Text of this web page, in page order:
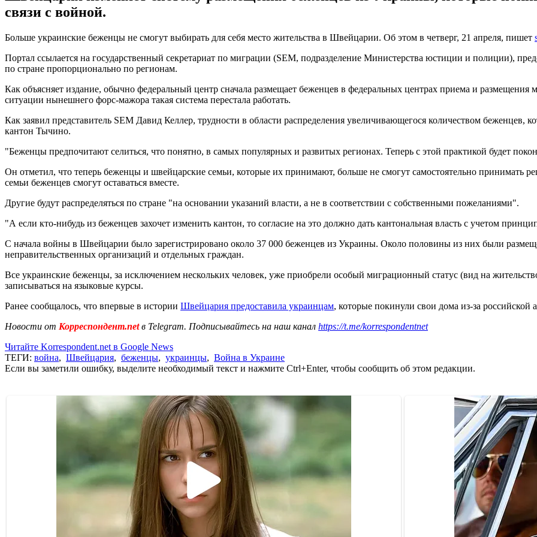
связи с войной.
Больше украинские беженцы не смогут выбирать для себя место жительства в Швейцарии. Об этом в четверг, 21 апреля, пишет
Портал ссылается на государственный секретариат по миграции (SEM, подразделение Министерства юстиции и полиции),
по стране пропорционально по регионам.
Как объясняет издание, обычно федеральный центр сначала размещает беженцев в федеральных центрах приема и размещения
ситуации нынешнего форс-мажора такая система перестала работать.
Как заявил представитель SEM Давид Келлер, трудности в области распределения увеличивающегося количеством беженцев,
кантон Тычино.
"Беженцы предпочитают селиться, что понятно, в самых популярных и развитых регионах. Теперь с этой практикой будет
Он отметил, что теперь беженцы и швейцарские семьи, которые их принимают, больше не смогут самостоятельно
семьи беженцев смогут оставаться вместе.
Другие будут распределяться по стране "на основании указаний власти, а не в соответствии с собственными пожеланиями".
"А если кто-нибудь из беженцев захочет изменить кантон, то согласие на это должно дать кантональная власть с учетом
С начала войны в Швейцарии было зарегистрировано около 37 000 беженцев из Украины. Около половины из них были
неправительственных организаций и отдельных граждан.
Все украинские беженцы, за исключением нескольких человек, уже приобрели особый миграционный статус (вид на
записываться на языковые курсы.
Ранее сообщалось, что впервые в истории Швейцария предоставила украинцам, которые покинули свои дома из-за
Новости от Корреспондент.netв Telegram. Подписывайтесь на наш канал https://t.me/korrespondentnet
Читайте Korrespondent.net в Google News
ТЕГИ: война, Швейцария, беженцы, украинцы, Война в Украине
Если вы заметили ошибку, выделите необходимый текст и нажмите Ctrl+Enter, чтобы сообщить об этом редакции.